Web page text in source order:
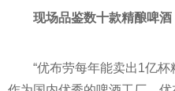
现场品鉴数十款精酿啤
“优布劳每年能卖出1亿杯